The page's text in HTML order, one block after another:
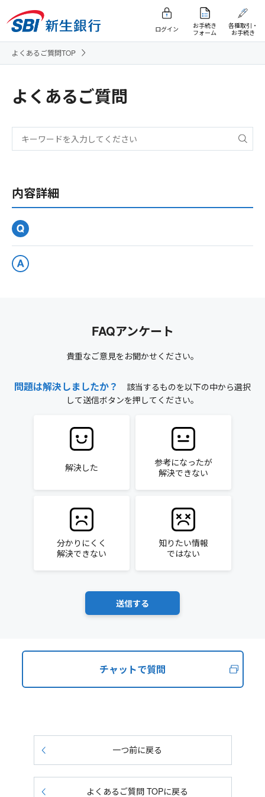
ログイン
お手続き
フォーム
各種取引・
お手続き
よくあるご質問TOP
よくあるご質問
内容詳細
FAQアンケート
貴重なご意見をお聞かせください。
問題は解決しましたか？
該当するものを以下の中から選択
して送信ボタンを押してください。
解決した
参考になったが
解決できない
分かりにくく
解決できない
知りたい情報
ではない
チャットで質問
一つ前に戻る
よくあるご質問 TOPに戻る